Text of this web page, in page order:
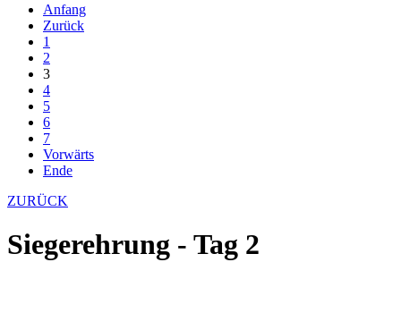
Anfang
Zurück
1
2
3
4
5
6
7
Vorwärts
Ende
ZURÜCK
Siegerehrung - Tag 2